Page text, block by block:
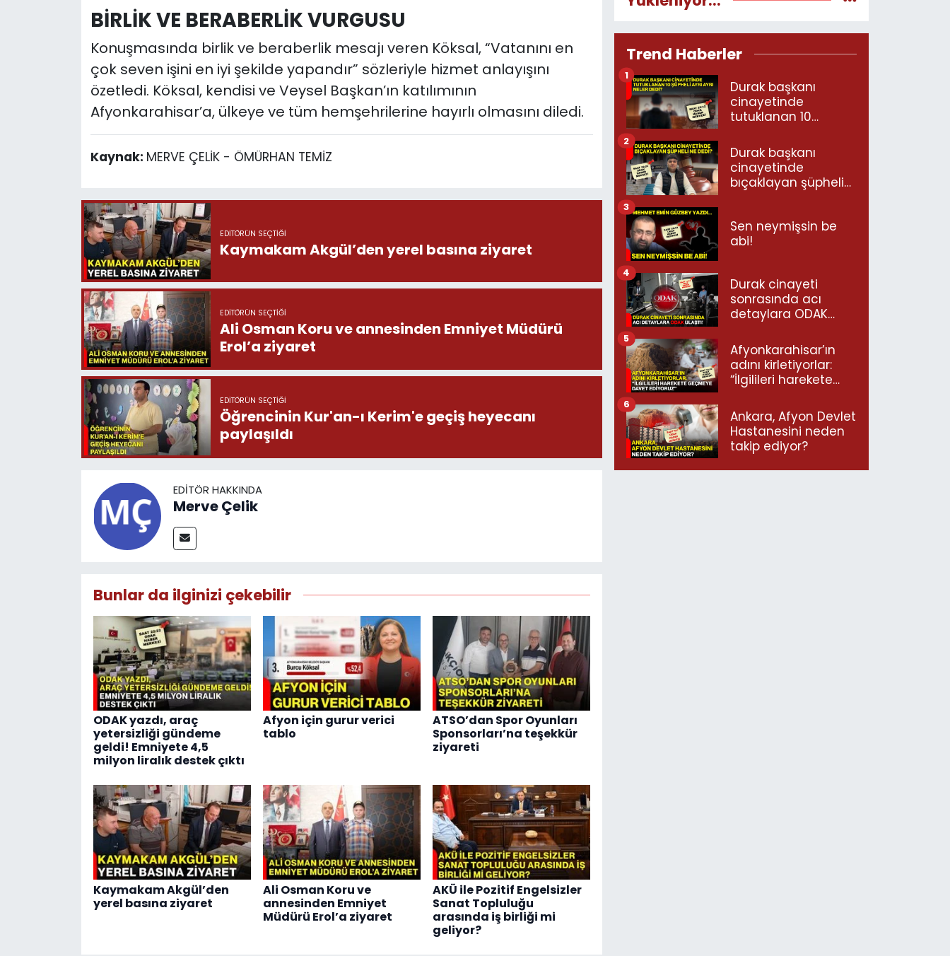
BİRLİK VE BERABERLİK VURGUSU
Konuşmasında birlik ve beraberlik mesajı veren Köksal, “Vatanını en
çok seven işini en iyi şekilde yapandır” sözleriyle hizmet anlayışını
özetledi. Köksal, kendisi ve Veysel Başkan’ın katılımının
Afyonkarahisar’a, ülkeye ve tüm hemşehrilerine hayırlı olmasını diledi.
Kaynak: MERVE ÇELİK - ÖMÜRHAN TEMİZ
EDITÖRÜN SEÇTIĞI
Kaymakam Akgül’den yerel basına ziyaret
EDITÖRÜN SEÇTIĞI
Ali Osman Koru ve annesinden Emniyet Müdürü
Erol’a ziyaret
EDITÖRÜN SEÇTIĞI
Öğrencinin Kur'an-ı Kerim'e geçiş heyecanı
paylaşıldı
EDITÖR HAKKINDA
Merve Çelik
Bunlar da ilginizi çekebilir
ODAK yazdı, araç
yetersizliği gündeme
geldi! Emniyete 4,5
milyon liralık destek çıktı
Afyon için gurur verici
tablo
ATSO’dan Spor Oyunları
Sponsorları’na teşekkür
ziyareti
Kaymakam Akgül’den
yerel basına ziyaret
Ali Osman Koru ve
annesinden Emniyet
Müdürü Erol’a ziyaret
AKÜ ile Pozitif Engelsizler
Sanat Topluluğu
arasında iş birliği mi
geliyor?
Trend Haberler
Durak başkanı
cinayetinde
tutuklanan 10
neler dedi?
1
Durak başkanı
cinayetinde
bıçaklayan şüpheli
2
Sen neymişsin be
abi!
3
Durak cinayeti
sonrasında acı
detaylara ODAK
4
Afyonkarahisar’ın
adını kirletiyorlar:
“İlgilileri harekete
ediyoruz”
5
Ankara, Afyon Devlet
Hastanesini neden
takip ediyor?
6